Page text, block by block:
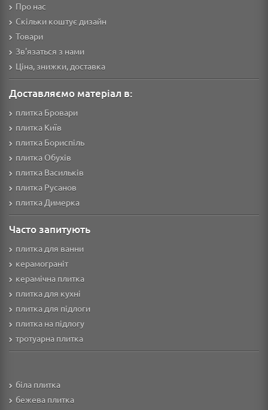
Про нас
Скільки коштує дизайн
Товари
Зв'язаться з нами
Ціна, знижки, доставка
Доставляємо матеріал в:
плитка Бровари
плитка Київ
плитка Бориспіль
плитка Обухів
плитка Васильків
плитка Русанов
плитка Димерка
Часто запитують
плитка для ванни
керамограніт
керамічна плитка
плитка для кухні
плитка для підлоги
плитка на підлогу
тротуарна плитка
біла плитка
бежева плитка